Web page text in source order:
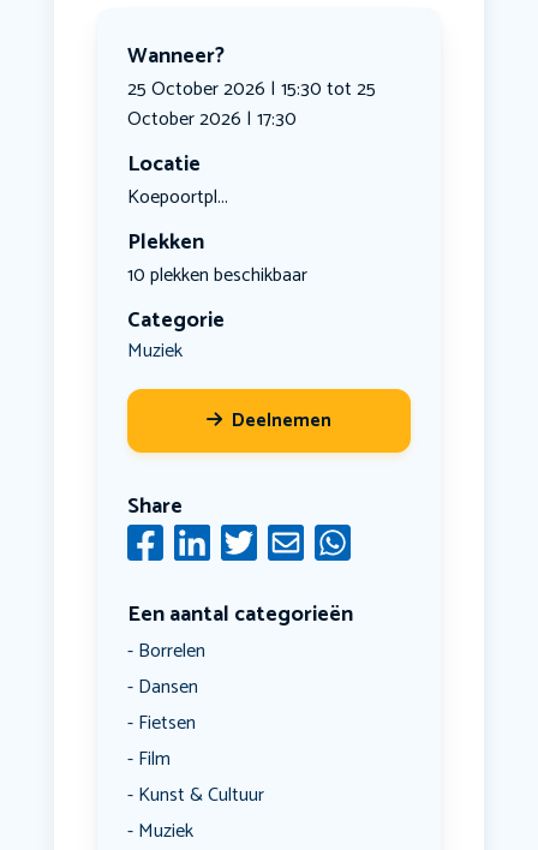
Wanneer?
25 October 2026 | 15:30 tot 25
October 2026 | 17:30
Locatie
Koepoortpl...
Plekken
10 plekken beschikbaar
Categorie
Muziek
Deelnemen
Share
Een aantal categorieën
Borrelen
Dansen
Fietsen
Film
Kunst & Cultuur
Muziek